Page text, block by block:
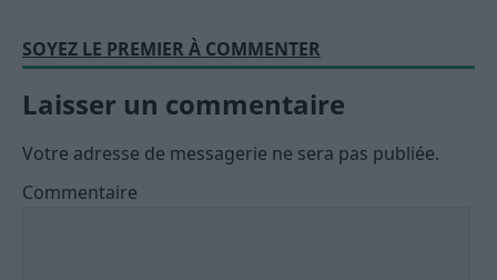
SOYEZ LE PREMIER À COMMENTER
Laisser un commentaire
Votre adresse de messagerie ne sera pas publiée.
Commentaire